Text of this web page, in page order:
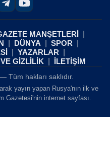
MANŞETLERİ
DÜNYA
SPOR
YAZARLAR
GİZLİLİK İLETİŞİM
hakları saklıdır.
yayın yapan Rusya'nın ilk ve
Gazetesi'nin internet sayfası.